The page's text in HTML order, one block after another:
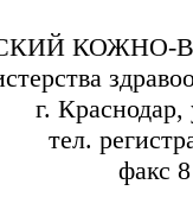
КОЖНО-
г.
тел.
факс